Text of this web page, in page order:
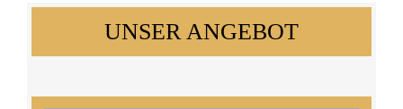
UNSER ANGEBOT